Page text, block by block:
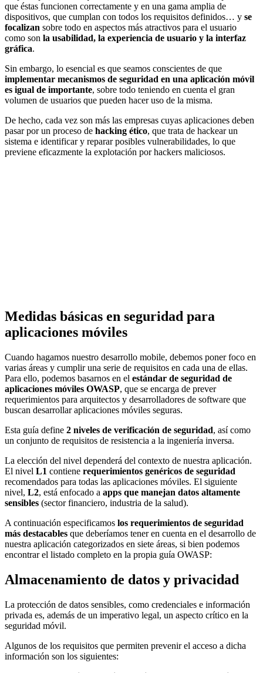
que éstas funcionen correctamente y en una gama amplia de
dispositivos, que cumplan con todos los requisitos definidos… y se
focalizan sobre todo en aspectos más atractivos para el usuario
como son la usabilidad, la experiencia de usuario y la interfaz
gráfica.
Sin embargo, lo esencial es que seamos conscientes de que
implementar mecanismos de seguridad en una aplicación móvil
es igual de importante, sobre todo teniendo en cuenta el gran
volumen de usuarios que pueden hacer uso de la misma.
De hecho, cada vez son más las empresas cuyas aplicaciones deben
pasar por un proceso de hacking ético, que trata de hackear un
sistema e identificar y reparar posibles vulnerabilidades, lo que
previene eficazmente la explotación por hackers maliciosos.
Medidas básicas en seguridad para
aplicaciones móviles
Cuando hagamos nuestro desarrollo mobile, debemos poner foco en
varias áreas y cumplir una serie de requisitos en cada una de ellas.
Para ello, podemos basarnos en el estándar de seguridad de
aplicaciones móviles OWASP, que se encarga de prever
requerimientos para arquitectos y desarrolladores de software que
buscan desarrollar aplicaciones móviles seguras.
Esta guía define 2 niveles de verificación de seguridad, así como
un conjunto de requisitos de resistencia a la ingeniería inversa.
La elección del nivel dependerá del contexto de nuestra aplicación.
El nivel L1 contiene requerimientos genéricos de seguridad
recomendados para todas las aplicaciones móviles. El siguiente
nivel, L2, está enfocado a apps que manejan datos altamente
sensibles (sector financiero, industria de la salud).
A continuación especificamos los requerimientos de seguridad
más destacables que deberíamos tener en cuenta en el desarrollo de
nuestra aplicación categorizados en siete áreas, si bien podemos
encontrar el listado completo en la propia guía OWASP:
Almacenamiento de datos y privacidad
La protección de datos sensibles, como credenciales e información
privada es, además de un imperativo legal, un aspecto crítico en la
seguridad móvil.
Algunos de los requisitos que permiten prevenir el acceso a dicha
información son los siguientes: